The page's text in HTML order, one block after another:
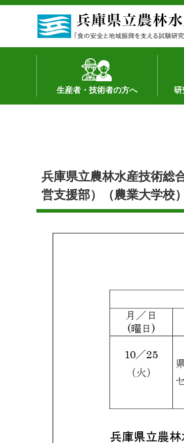
生産者・技術者の方へ
土地利用型作物
野菜
果樹・花き
加工・流通
経営･現地情報
環境病害虫
畜産
森林林業
水産
基幹種雄牛の紹介
研
研
シ
産
知
知
研
研
公
兵庫県立農林水産技術総
営支援部）（農業大学校）